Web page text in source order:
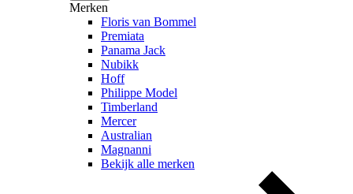
Merken
Floris van Bommel
Premiata
Panama Jack
Nubikk
Hoff
Philippe Model
Timberland
Mercer
Australian
Magnanni
Bekijk alle merken